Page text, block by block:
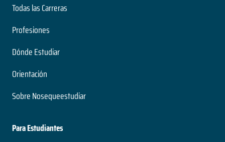
Todas las Carreras
Profesiones
Dónde Estudiar
Orientación
Sobre Nosequeestudiar
Para Estudiantes